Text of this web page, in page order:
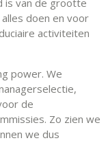
is van de grootte
doen en voor
activiteiten
power. We
de
Zo zien we
we dus